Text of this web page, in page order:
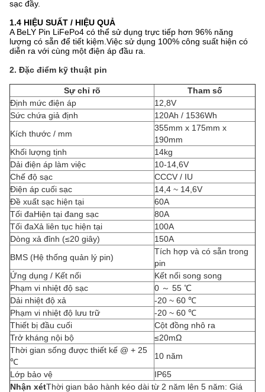
sạc đầy.
1.4 HIỆU SUẤT / HIỆU QUẢ
A BeLY Pin LiFePo4 có thể sử dụng trực tiếp hơn 96% năng
lượng có sẵn để tiết kiệm.Việc sử dụng 100% công suất hiện có
diễn ra với cùng một điện áp đầu ra.
2. Đặc điểm kỹ thuật pin
Sự chỉ rõ
Tham số
Định mức điện áp
12,8V
Sức chứa giả định
120Ah / 1536Wh
Kích thước / mm
355mm x 175mm x
190mm
Khối lượng tịnh
14kg
Dải điện áp làm việc
10-14,6V
Chế độ sạc
CCCV / IU
Điện áp cuối sạc
14,4 ~ 14,6V
Đề xuất sạc hiện tại
60A
Tối đaHiện tại đang sạc
80A
Tối đaXả liên tục hiện tại
100A
Dòng xả đỉnh (≤20 giây)
150A
BMS (Hệ thống quản lý pin)
Tích hợp và có sẵn trong
pin
Ứng dụng / Kết nối
Kết nối song song
Phạm vi nhiệt độ sạc
0 ～ 55 ℃
Dải nhiệt độ xả
-20 ~ 60 ℃
Phạm vi nhiệt độ lưu trữ
-20 ~ 60 ℃
Thiết bị đầu cuối
Cột đồng nhô ra
Trở kháng nội bộ
≤20mΩ
Thời gian sống được thiết kế @ + 25
℃
10 năm
Lớp bảo vệ
IP65
Nhận xétThời gian bảo hành kéo dài từ 2 năm lên 5 năm: Giá